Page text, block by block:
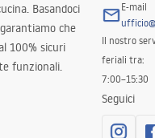
Basandoci
che
100% sicuri
funzionali.
E-mail
Il nostro
feriali tra:
7:00–15:30
Seguici